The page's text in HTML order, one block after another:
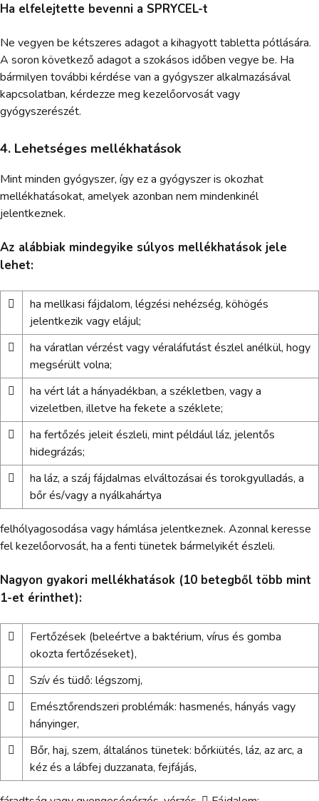
Ha elfelejtette bevenni a SPRYCEL-t
Ne vegyen be kétszeres adagot a kihagyott tabletta pótlására.
A soron következő adagot a szokásos időben vegye be. Ha
bármilyen további kérdése van a gyógyszer alkalmazásával
kapcsolatban, kérdezze meg kezelőorvosát vagy
gyógyszerészét.
4. Lehetséges mellékhatások
Mint minden gyógyszer, így ez a gyógyszer is okozhat
mellékhatásokat, amelyek azonban nem mindenkinél
jelentkeznek.
Az alábbiak mindegyike súlyos mellékhatások jele
lehet:

ha mellkasi fájdalom, légzési nehézség, köhögés
jelentkezik vagy elájul;

ha váratlan vérzést vagy véraláfutást észlel anélkül, hogy
megsérült volna;

ha vért lát a hányadékban, a székletben, vagy a
vizeletben, illetve ha fekete a széklete;

ha fertőzés jeleit észleli, mint például láz, jelentős
hidegrázás;

ha láz, a száj fájdalmas elváltozásai és torokgyulladás, a
bőr és/vagy a nyálkahártya
felhólyagosodása vagy hámlása jelentkeznek. Azonnal keresse
fel kezelőorvosát, ha a fenti tünetek bármelyikét észleli.
Nagyon gyakori mellékhatások (10 betegből több mint
1-et érinthet):

Fertőzések (beleértve a baktérium, vírus és gomba
okozta fertőzéseket),

Szív és tüdő: légszomj,

Emésztőrendszeri problémák: hasmenés, hányás vagy
hányinger,

Bőr, haj, szem, általános tünetek: bőrkiütés, láz, az arc, a
kéz és a lábfej duzzanata, fejfájás,